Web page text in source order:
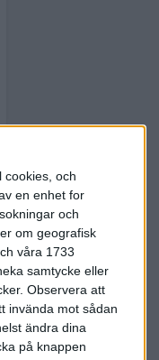
cookies, och
en enhet for
och
om geografisk
våra 1733
samtycke eller
Observera att
invända mot sådan
ändra dina
på knappen